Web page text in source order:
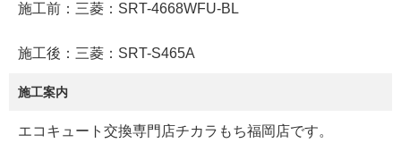
施工前：三菱：SRT-4668WFU-BL
施工後：三菱：SRT-S465A
施工案内
エコキュート交換専門店チカラもち福岡店です。